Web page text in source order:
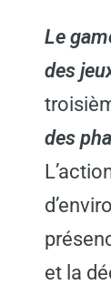
Le
des
des
et la